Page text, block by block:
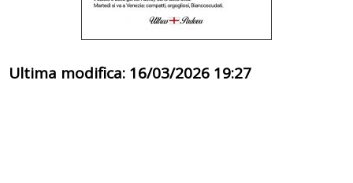
Ultima modifica: 16/03/2026 19:27